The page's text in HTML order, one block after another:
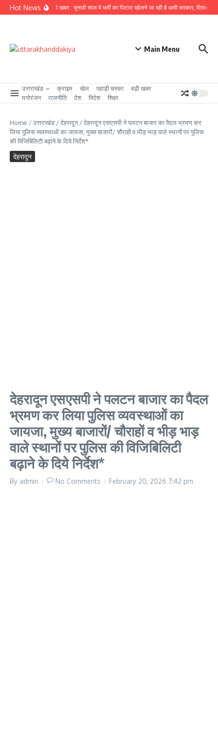
Skip to content
Hot News
उत्तराखंड से बड़ी खबर : चुनावी साल में भर्ती का पिटारा खोलने जा रही है धामी सरकार, दिसंबर
Main Menu
उत्तराखंड क्राइम खेल पहाड़ी चस्का
बड़ी खबर
मनोरंजन
राजनीति देश विदेश शिक्षा
Home /उत्तराखंड /देहरादून/देहरादून एसएसपी ने पलटन बाजार का पैदल भ्रमण कर
लिया पुलिस व्यवस्थाओं का जायजा, मुख्य बाजारों/ चौराहों व भीड़ भाड़ वाले स्थानों पर पुलिस
की विजिबिलिटी बढ़ाने के दिये निर्देश*
देहरादून
देहरादून एसएसपी ने पलटन बाजार का पैदल
भ्रमण कर लिया पुलिस व्यवस्थाओं का
जायजा, मुख्य बाजारों/ चौराहों व भीड़ भाड़
वाले स्थानों पर पुलिस की विजिबिलिटी
बढ़ाने के दिये निर्देश*
By admin No Comments February 20, 2026 7:42 pm